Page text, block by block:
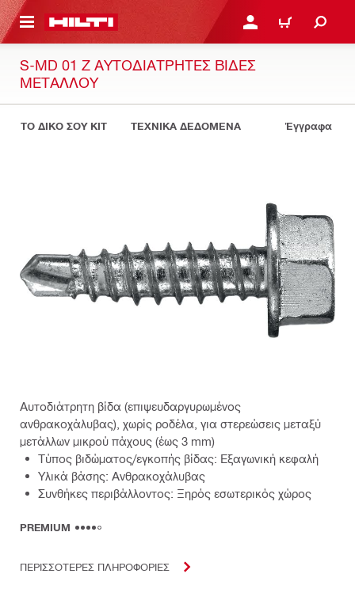
ΕΛΕΓΞΕΙΣ ΤΟ ΠΑΚΕΤΟ ΠΟΥ ΕΧΕΙΣ ΦΤΙΑΞΕΙ ΚΆΝΕ ΣΎΝΔΕΣΗ Ή
ΚΑΛΆΘΙ
S-MD 01 Z ΑΥΤΟΔΙΆΤΡΗΤΕΣ ΒΊΔΕΣ
ΜΕΤΆΛΛΟΥ
ΤΟ ΔΙΚΟ ΣΟΥ KIT ΤΕΧΝΙΚΑ ΔΕΔΟΜΕΝΑ Έγγραφα
Αυτοδιάτρητη βίδα (επιψευδαργυρωμένος
ανθρακοχάλυβας), χωρίς ροδέλα, για στερεώσεις μεταξύ
μετάλλων μικρού πάχους (έως 3 mm)
Τύπος βιδώματος/εγκοπής βίδας: Εξαγωνική κεφαλή
Υλικά βάσης: Ανθρακοχάλυβας
Συνθήκες περιβάλλοντος: Ξηρός εσωτερικός χώρος
PREMIUM
ΠΕΡΙΣΣΟΤΕΡΕΣ ΠΛΗΡΟΦΟΡΙΕΣ